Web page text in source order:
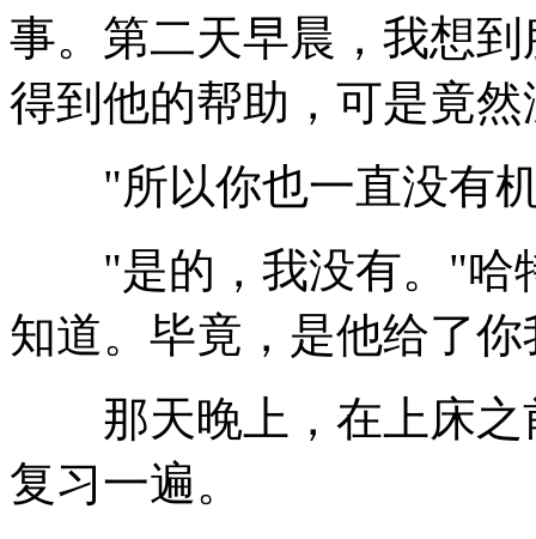
事。第二天早晨，我想
得到他的帮助，可是竟
"所以你也一直没有机
"是的，我没有。"哈
知道。毕竟，是他给了
那天晚上，在上床之
复习一遍。